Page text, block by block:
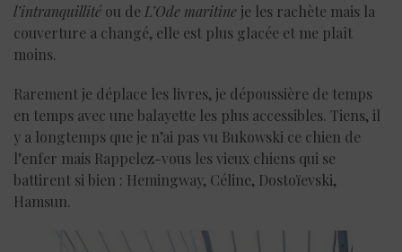
l’intranquillitéou de L’Ode maritine je les rachète mais la
couverture a changé, elle est plus glacée et me plaît
moins.
Rarement je déplace les livres, je dépoussière de temps
en temps avec une balayette les plus accessibles. Tiens, il
y a longtemps que je n’ai pas vu Bukowski ce chien de
l’enfer mais Rappelez-vous les vieux chiens qui se
battirent si bien : Hemingway, Céline, Dostoïevski,
Hamsun.